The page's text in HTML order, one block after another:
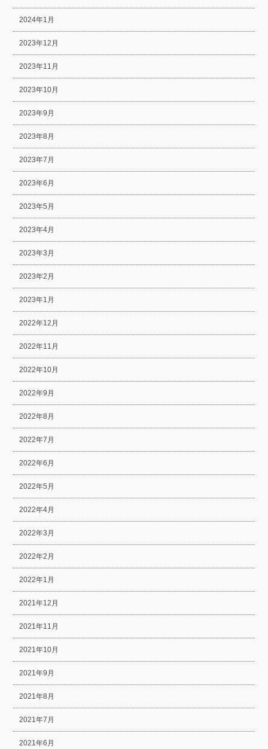
2024年1月
2023年12月
2023年11月
2023年10月
2023年9月
2023年8月
2023年7月
2023年6月
2023年5月
2023年4月
2023年3月
2023年2月
2023年1月
2022年12月
2022年11月
2022年10月
2022年9月
2022年8月
2022年7月
2022年6月
2022年5月
2022年4月
2022年3月
2022年2月
2022年1月
2021年12月
2021年11月
2021年10月
2021年9月
2021年8月
2021年7月
2021年6月